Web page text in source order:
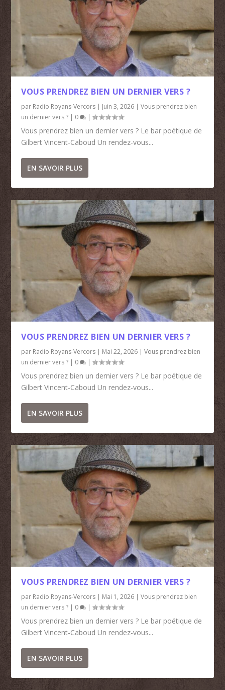
VOUS PRENDREZ BIEN UN DERNIER VERS ?
par Radio Royans-Vercors | Juin 3, 2026 |Vous prendrez bien
un dernier vers ? | 0 |
Vous prendrez bien un dernier vers ? Le bar poétique de
Gilbert Vincent-Caboud Un rendez-vous...
EN SAVOIR PLUS
VOUS PRENDREZ BIEN UN DERNIER VERS ?
par Radio Royans-Vercors | Mai 22, 2026 |Vous prendrez bien
un dernier vers ? | 0 |
Vous prendrez bien un dernier vers ? Le bar poétique de
Gilbert Vincent-Caboud Un rendez-vous...
EN SAVOIR PLUS
VOUS PRENDREZ BIEN UN DERNIER VERS ?
par Radio Royans-Vercors | Mai 1, 2026 |Vous prendrez bien
un dernier vers ? | 0 |
Vous prendrez bien un dernier vers ? Le bar poétique de
Gilbert Vincent-Caboud Un rendez-vous...
EN SAVOIR PLUS